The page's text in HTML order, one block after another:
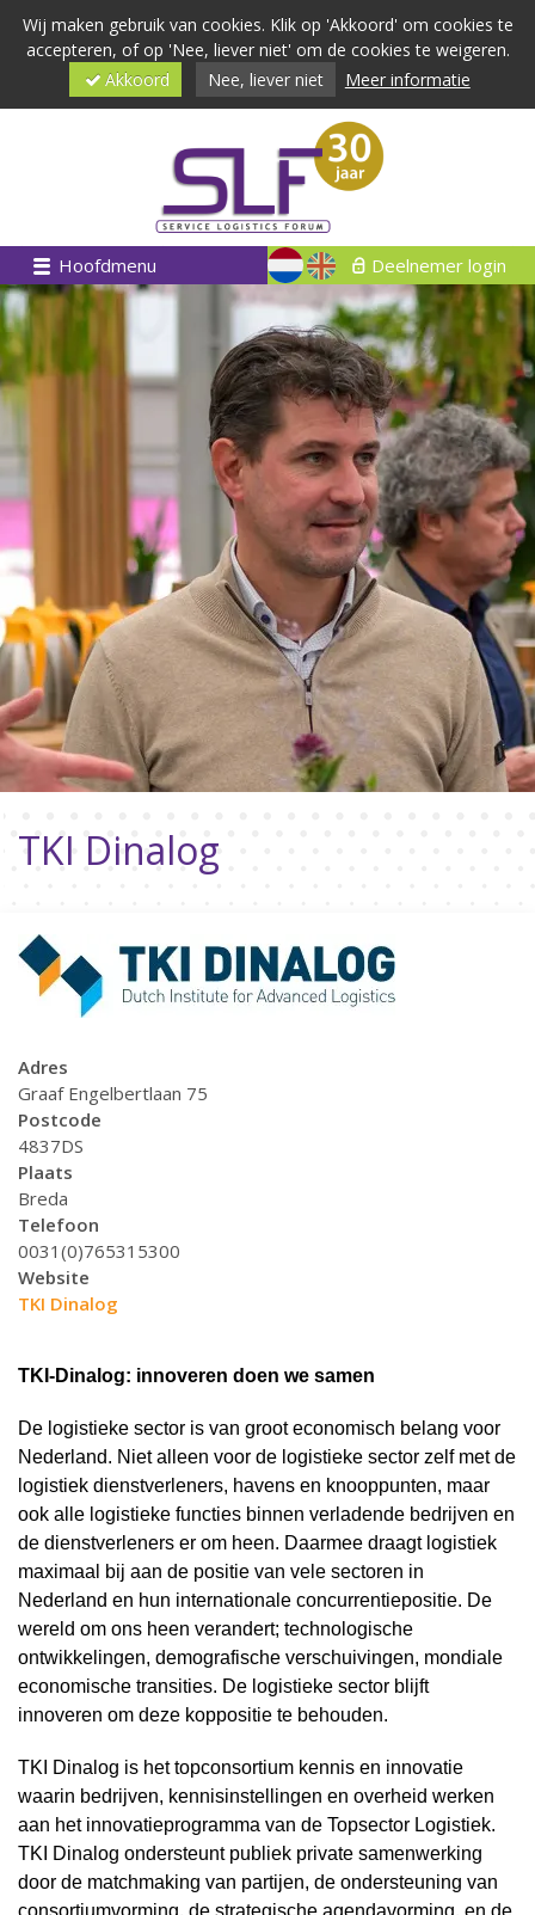
Wij maken gebruik van cookies. Klik op 'Akkoord' om cookies te
accepteren, of op 'Nee, liever niet' om de cookies te weigeren.
Akkoord
Nee, liever niet Meer informatie
Hoofdmenu Deelnemer login
TKI Dinalog
Adres
Graaf Engelbertlaan 75
Postcode
4837DS
Plaats
Breda
Telefoon
0031(0)765315300
Website
TKI Dinalog
TKI-Dinalog: innoveren doen we samen
De logistieke sector is van groot economisch belang voor
Nederland. Niet alleen voor de logistieke sector zelf met de
logistiek dienstverleners, havens en knooppunten, maar
ook alle logistieke functies binnen verladende bedrijven en
de dienstverleners er om heen. Daarmee draagt logistiek
maximaal bij aan de positie van vele sectoren in
Nederland en hun internationale concurrentiepositie. De
wereld om ons heen verandert; technologische
ontwikkelingen, demografische verschuivingen, mondiale
economische transities. De logistieke sector blijft
innoveren om deze koppositie te behouden.
TKI Dinalog is het topconsortium kennis en innovatie
waarin bedrijven, kennisinstellingen en overheid werken
aan het innovatieprogramma van de Topsector Logistiek.
TKI Dinalog ondersteunt publiek private samenwerking
door de matchmaking van partijen, de ondersteuning van
consortiumvorming, de strategische agendavorming, en de